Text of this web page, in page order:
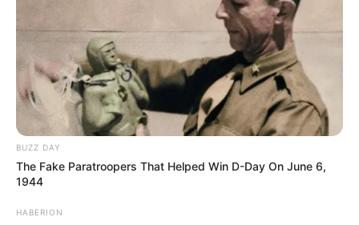
BUZZ DAY
The Fake Paratroopers That Helped Win D-Day On June 6,
1944
HABERION